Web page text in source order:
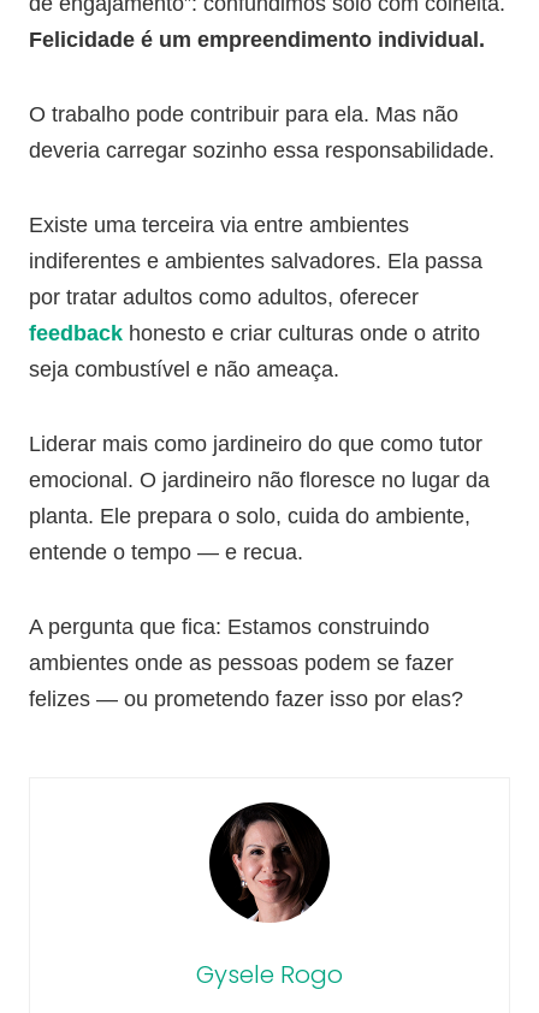
Felicidade é um empreendimento individual.
O trabalho pode contribuir para ela. Mas não
deveria carregar sozinho essa responsabilidade.
Existe uma terceira via entre ambientes
indiferentes e ambientes salvadores. Ela passa
por tratar adultos como adultos, oferecer
feedback honesto e criar culturas onde o atrito
seja combustível e não ameaça.
Liderar mais como jardineiro do que como tutor
emocional. O jardineiro não floresce no lugar da
planta. Ele prepara o solo, cuida do ambiente,
entende o tempo — e recua.
A pergunta que fica: Estamos construindo
ambientes onde as pessoas podem se fazer
felizes — ou prometendo fazer isso por elas?
Gysele Rogo